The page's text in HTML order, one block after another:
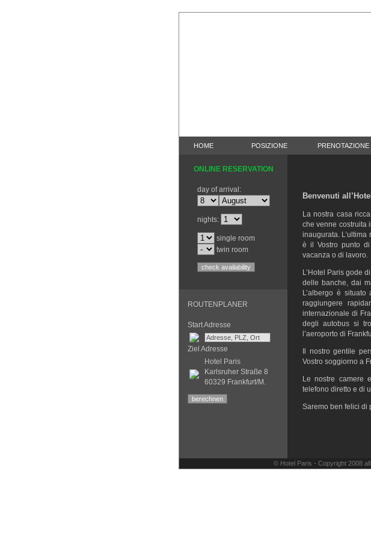
HOME POSIZIONE
ONLINE RESERVATION
day of arrival:
nights:
single room
twin room
ROUTENPLANER
Start Adresse
Ziel Adresse
Hotel Paris
Karlsruher Straße 8
60329 Frankfurt/M.
Benvenuti
La nostra casa
che venne costruita
inaugurata. L’ultima
è il Vostro punto di
vacanza o di lavoro.
L’Hotel Paris gode
delle banche, dai
L’albergo è
raggiungere
internazionale di
degli autobus si
l’aeroporto di
Il nostro gentile
Vostro soggiorno a
Le nostre camere
telefono diretto e di
Saremo ben felici di
© Hotel Paris - Copyright 2008